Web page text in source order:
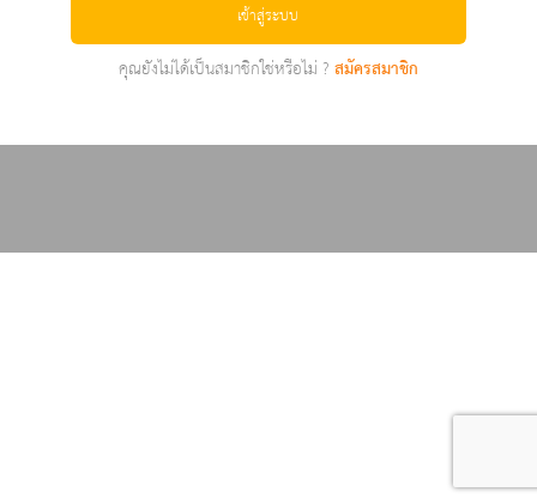
เข้าสู่ระบบ
คุณยังไม่ได้เป็นสมาชิกใช่หรือไม่ ?สมัครสมาชิก